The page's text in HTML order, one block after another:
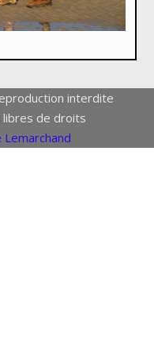
interdite
de droits
Lemarchand